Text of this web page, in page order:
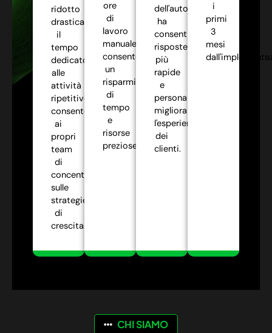
ridotto
drasticamente
il
tempo
dedicato
alle
attività
ripetitive,
consentendo
ai
propri
team
di
concentrarsi
sulle
strategie
di
crescita.
ore
di
lavoro
manuale,
consentendo
un
risparmio
di
tempo
e
risorse
preziose.
dell'automazione
ha
consentito
risposte
più
rapide
e
personalizzate,
migliorando
l'esperienza
dei
clienti.
i
primi
3
mesi
CHI SIAMO